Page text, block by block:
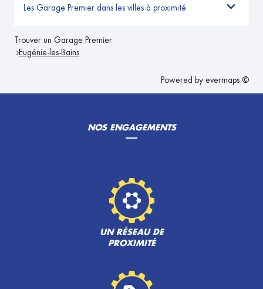
Les Garage Premier dans les villes à proximité
Trouver un Garage Premier
Eugénie-les-Bains
Powered by evermaps ©
NOS ENGAGEMENTS
UN RÉSEAU DE
PROXIMITÉ